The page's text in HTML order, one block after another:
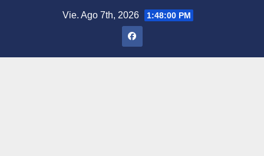
Vie. Ago 7th, 2026 1:48:01 PM